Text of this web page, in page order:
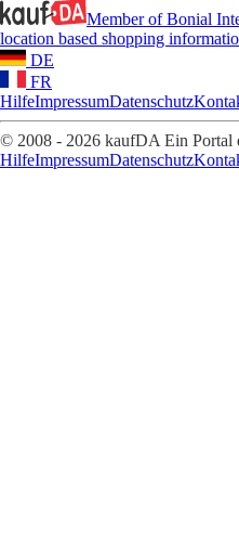
Member of Bonial
location based shopping
DE
FR
HilfeImpressumDatenschutz
© 2008 - 2026 kaufDA Ein Portal
HilfeImpressumDatenschutz